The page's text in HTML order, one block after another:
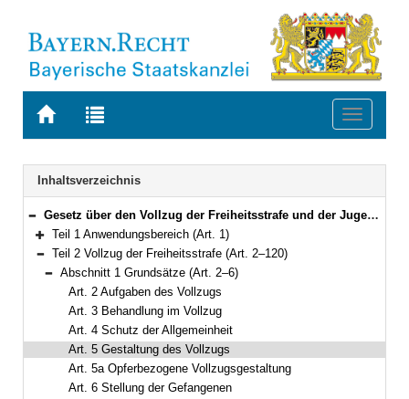
Zur
BAYERN.RECHT
Zur
letzten
Suche
Toggle
Navigation
Inhaltsverzeichnis
Bereich reduzieren
Gesetz über den Vollzug der Freiheitsstrafe und der Jugendstrafe (Bayerisches Strafvollzugsgesetz – BayStVollzG) Vom 10. Dezember 2007 (GVBl. S. 866) BayRS 312-2-1-J (Art. 1–209)
Bereich erweitern
Teil 1 Anwendungsbereich (Art. 1)
Bereich reduzieren
Teil 2 Vollzug der Freiheitsstrafe (Art. 2–120)
Bereich reduzieren
Abschnitt 1 Grundsätze (Art. 2–6)
Art. 2 Aufgaben des Vollzugs
Art. 3 Behandlung im Vollzug
Art. 4 Schutz der Allgemeinheit
Art. 5 Gestaltung des Vollzugs
Art. 5a Opferbezogene Vollzugsgestaltung
Art. 6 Stellung der Gefangenen